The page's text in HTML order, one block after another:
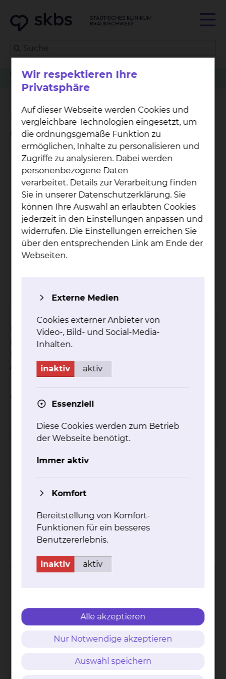
Klinikwegweiser
Allgemein- & Viszeralchirurgie
Betreuungsangebot der Grünen Damen und Herren
Betreuungsangebot der
Grünen Damen und Herren
Grü­ne Da­men & Her­ren
Unsere ehrenamtlich tätigen Grünen Damen und
Herren stehen unseren Patientinnen und
Aufenthalt bei uns zu erleichtern.
Weitere Informationen
Besuchsservice
Unterstützung während des stationären
Spielnachmittag in der Geriatrie
Kontakt Impressum AVB
Datenschutz
Bildnachweise
Städtisches Klinikum
Braunschweig gGmbH
38118 Braunschweig
Wir respektieren Ihre
Privatsphäre
Auf dieser Webseite werden Cookies und
vergleichbare Technologien eingesetzt, um
die ordnungsgemäße Funktion zu
ermöglichen, Inhalte zu personalisieren und
Zugriffe zu analysieren. Dabei werden
personenbezogene Daten
verarbeitet. Details zur Verarbeitung finden
Sie in unserer Datenschutzerklärung. Sie
können Ihre Auswahl an erlaubten Cookies
jederzeit in den Einstellungen anpassen und
widerrufen. Die Einstellungen erreichen Sie
über den entsprechenden Link am Ende der
Webseiten.
Externe Medien
Cookies externer Anbieter von
Video-, Bild- und Social-Media-
Inhalten.
inaktiv aktiv
Essenziell
Diese Cookies werden zum Betrieb
der Webseite benötigt.
Immer aktiv
Komfort
Bereitstellung von Komfort-
Funktionen für ein besseres
Benutzererlebnis.
inaktiv aktiv
Alle akzeptieren
Nur Notwendige akzeptieren
Auswahl speichern